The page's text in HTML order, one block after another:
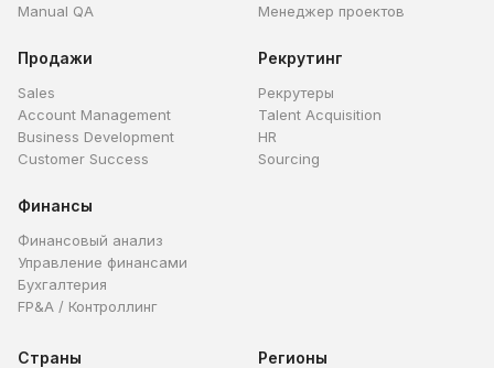
Manual QA
Менеджер проектов
Продажи
Sales
Account Management
Business Development
Customer Success
Рекрутинг
Рекрутеры
Talent Acquisition
HR
Sourcing
Финансы
Финансовый анализ
Управление финансами
Бухгалтерия
FP&A / Контроллинг
Страны Регионы